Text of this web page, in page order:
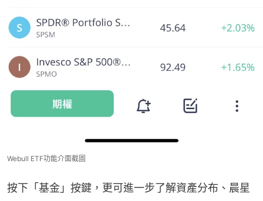
Webull ETF功能介面截圖
按下「基金」按鍵，更可進一步了解資產分布、晨星